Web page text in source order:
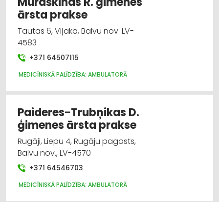
ārsta prakse
Tautas 6, Viļaka, Balvu nov. LV-
4583
+371 64507115
MEDICĪNISKĀ PALĪDZĪBA: AMBULATORĀ
Paideres-Trubņikas D.
ģimenes ārsta prakse
Rugāji, Liepu 4, Rugāju pagasts,
Balvu nov., LV-4570
+371 64546703
MEDICĪNISKĀ PALĪDZĪBA: AMBULATORĀ